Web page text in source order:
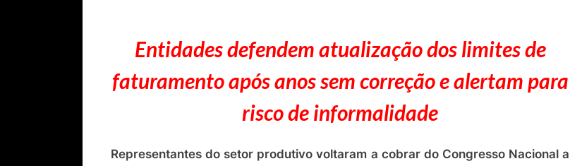
Entidades defendem atualização dos limites de
faturamento após anos sem correção e alertam para
risco de informalidade
Representantes do setor produtivo voltaram a cobrar do Congresso Nacional a